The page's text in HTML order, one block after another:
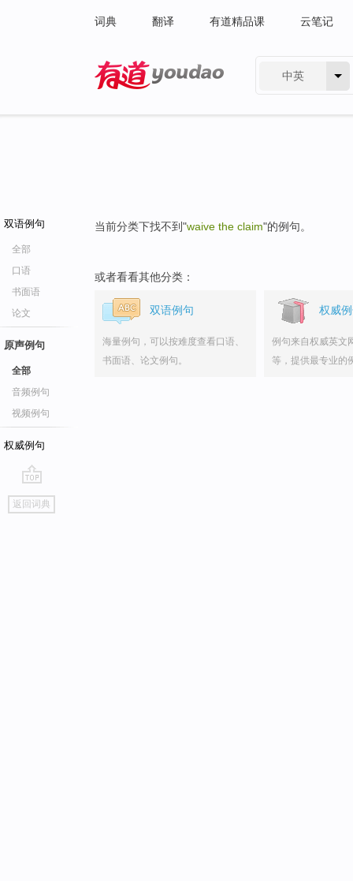
词典 翻译 有道精品课 云笔记
中英
双语例句
全部
口语
书面语
论文
原声例句
全部
音频例句
视频例句
权威例句
go
top
返回词典
当前分类下找不到"waive the claim"的例句。
或者看看其他分类：
双语例句
海量例句，可以按难度查看口语、
书面语、论文例句。
权威
例句来自权威英文
等，提供最专业的